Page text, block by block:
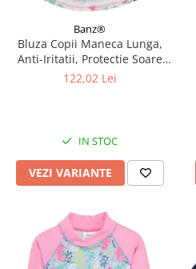
Banz®
Bluza Copii Maneca Lunga,
Anti-Iritatii, Protectie Soare
UPF50+, Floral Pink, Diverse
122,02 Lei
IN STOC
VEZI VARIANTE